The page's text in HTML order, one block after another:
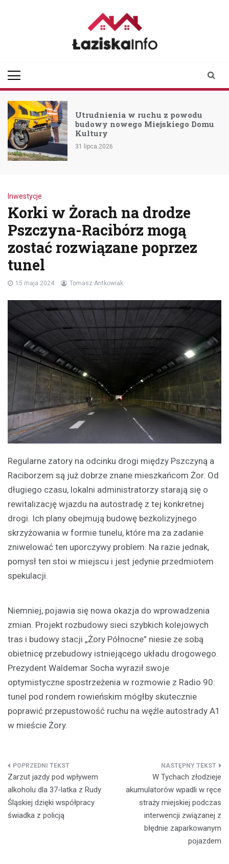
Utrudnienia w ruchu z powodu
budowy nowego Miejskiego Domu
Kultury
31 lipca 2026
Inwestycje
Korki w Żorach na drodze
Pszczyna-Racibórz mogą
zostać rozwiązane poprzez
tunel
15 maja 2024 Tomasz Antkowiak
Regularne zatory na odcinku drogi między Pszczyną a
Raciborzem są już dobrze znane mieszkańcom Żor. Od
długiego czasu, lokalni administratorzy starają się o
rewitalizację wjazdu na autostradę z tej konkretnej
drogi. Ich plany obejmują budowę bezkolizyjnego
skrzyżowania w formie tunelu, które ma za zadanie
zniwelować ten uporczywy problem. Na razie jednak,
pomysł ten stoi w miejscu i jest jedynie przedmiotem
spekulacji.
Niemniej, pojawia się nowa okazja do wprowadzenia
zmian. Projekt rozbudowy sieci szybkich kolejowych
tras i budowy stacji „Żory Północne” niesie ze sobą
obietnicę przebudowy istniejącego układu drogowego.
Prezydent Waldemar Socha wyraził swoje
optymistyczne spostrzeżenia w rozmowie z Radio 90:
tunel pod rondem rowieńskim mógłby skutecznie
poprawić przepustowość ruchu na węźle autostrady A1
w mieście Żory.
Nawigacja
wpisu
Zarzut jazdy pod wpływem
alkoholu dla 37-latka z Rudy
Śląskiej dzięki współpracy
świadka z policją
W Tychach złodzieje
akumulatorów wpadli w ręce
straży miejskiej podczas
interwencji związanej z
błędnie zaparkowanym
pojazdem